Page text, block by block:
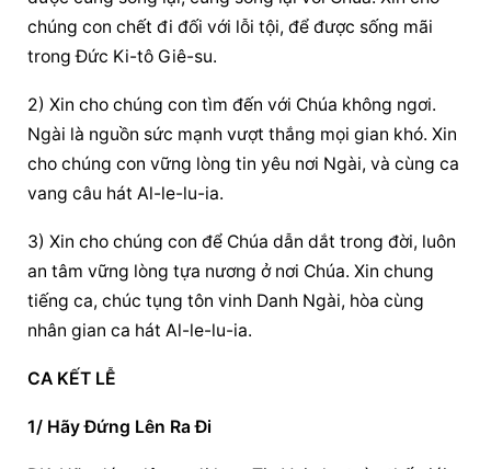
chúng con chết đi đối với lỗi tội, để được sống mãi
trong Đức Ki-tô Giê-su.
2) Xin cho chúng con tìm đến với Chúa không ngơi.
Ngài là nguồn sức mạnh vượt thắng mọi gian khó. Xin
cho chúng con vững lòng tin yêu nơi Ngài, và cùng ca
vang câu hát Al-le-lu-ia.
3) Xin cho chúng con để Chúa dẫn dắt trong đời, luôn
an tâm vững lòng tựa nương ở nơi Chúa. Xin chung
tiếng ca, chúc tụng tôn vinh Danh Ngài, hòa cùng
nhân gian ca hát Al-le-lu-ia.
CA KẾT LỄ
1/ Hãy Đứng Lên Ra Đi